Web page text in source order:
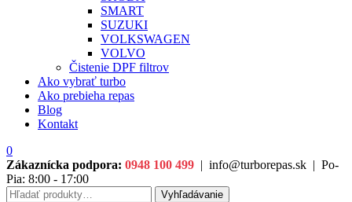
SMART
SUZUKI
VOLKSWAGEN
VOLVO
Čistenie DPF filtrov
Ako vybrať turbo
Ako prebieha repas
Blog
Kontakt
0
Zákaznícka podpora: 0948 100 499 | info@turborepas.sk | Po-
Pia: 8:00 - 17:00
Hľadať:
Vyhľadávanie